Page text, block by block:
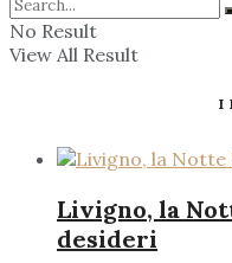
No Result
View All Result
I
Livigno, la
desideri